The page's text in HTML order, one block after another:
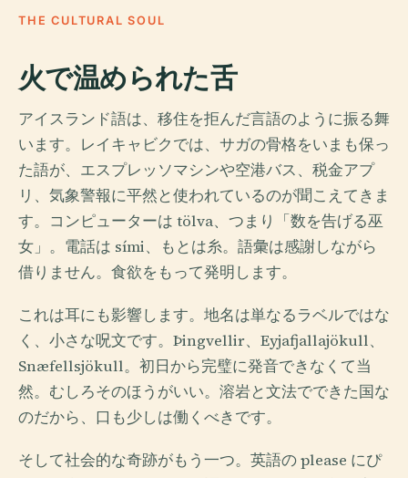
THE CULTURAL SOUL
火で温められた舌
アイスランド語は、移住を拒んだ言語のように振る舞
います。レイキャビクでは、サガの骨格をいまも保っ
た語が、エスプレッソマシンや空港バス、税金アプ
リ、気象警報に平然と使われているのが聞こえてきま
す。コンピューターは tölva、つまり「数を告げる巫
女」。電話は sími、もとは糸。語彙は感謝しながら
借りません。食欲をもって発明します。
これは耳にも影響します。地名は単なるラベルではな
く、小さな呪文です。Þingvellir、Eyjafjallajökull、
Snæfellsjökull。初日から完璧に発音できなくて当
然。むしろそのほうがいい。溶岩と文法でできた国な
のだから、口も少しは働くべきです。
そして社会的な奇跡がもう一つ。英語の please にぴ